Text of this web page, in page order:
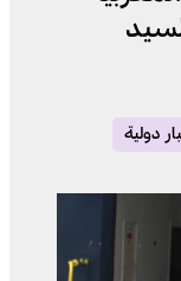
(السيد
دولية